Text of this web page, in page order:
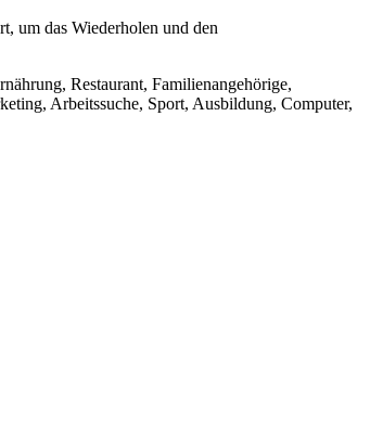
um das Wiederholen und den
Restaurant, Familienangehörige,
Arbeitssuche, Sport, Ausbildung, Computer,